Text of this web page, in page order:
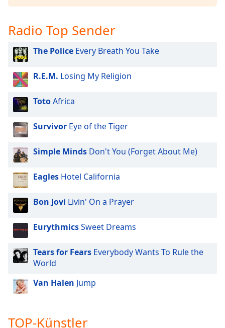
Family
Reset
Close
Modal
Dialog
End
dialog
window.
Radio Top Sender
The Police Every Breath You Take
R.E.M. Losing My Religion
TotoAfrica
Survivor Eye of the Tiger
Simple Minds Don't You (Forget About Me)
Eagles Hotel California
Bon Jovi Livin' On a Prayer
EurythmicsSweet Dreams
Tears for Fears Everybody Wants To Rule the
World
Van Halen Jump
TOP-Künstler